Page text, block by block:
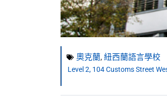
奧克蘭, 紐西蘭語言學校
Level 2, 104 Customs Street